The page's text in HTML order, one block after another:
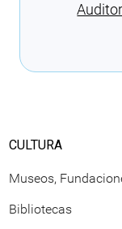
CULTURA
Museos,
Bibliotecas